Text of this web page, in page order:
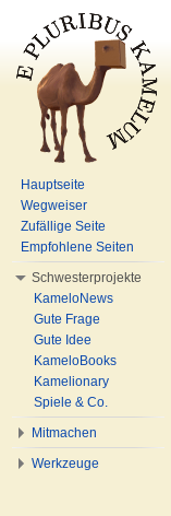
Hauptseite
Wegweiser
Zufällige Seite
Empfohlene Seiten
Schwesterprojekte
KameloNews
Gute Frage
Gute Idee
KameloBooks
Kamelionary
Spiele & Co.
Mitmachen
Werkzeuge